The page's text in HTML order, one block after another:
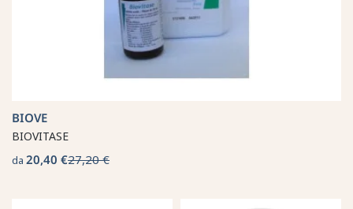
BIOVE
BIOVITASE
da 20,40 €27,20 €